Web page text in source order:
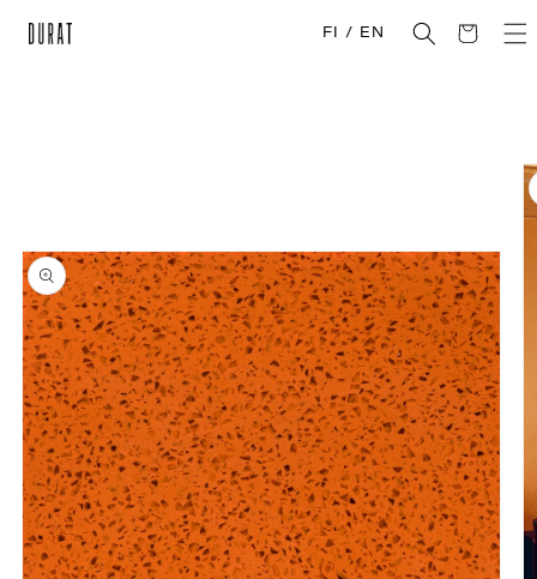
siirry
sisältöön
FI / EN